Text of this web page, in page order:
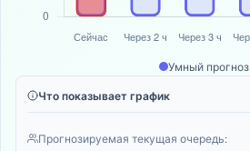
Умный прогноз
Что показывает график
Прогнозируемая текущая очередь: